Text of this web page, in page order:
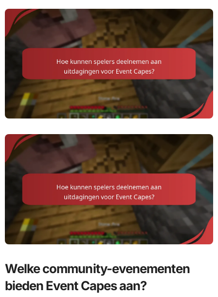
Welke community-evenementen
bieden Event Capes aan?